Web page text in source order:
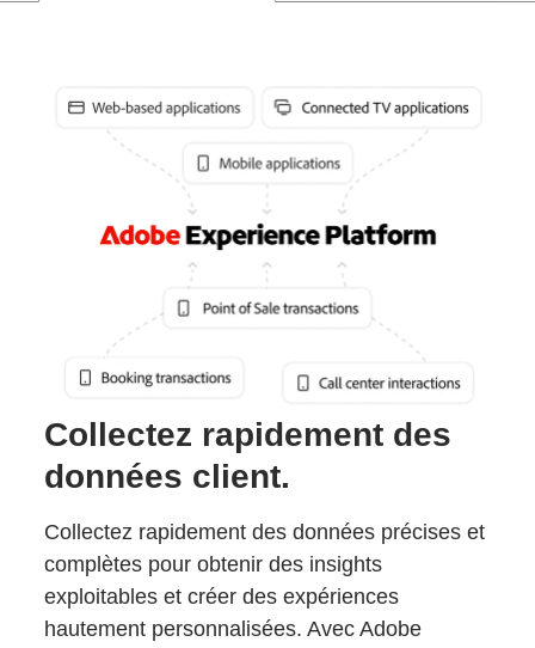
Collectez rapidement des
données client.
Collectez rapidement des données précises et
complètes pour obtenir des insights
exploitables et créer des expériences
hautement personnalisées. Avec Adobe